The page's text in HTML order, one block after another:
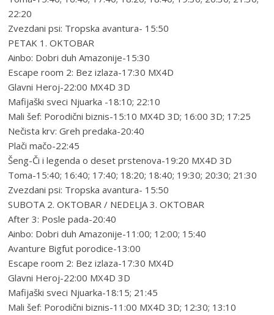
22:20
Zvezdani psi: Tropska avantura- 15:50
PETAK 1. OKTOBAR
Ainbo: Dobri duh Amazonije-15:30
Escape room 2: Bez izlaza-17:30 MX4D
Glavni Heroj-22:00 MX4D 3D
Mafijaški sveci Njuarka -18:10; 22:10
Mali šef: Porodični biznis-15:10 MX4D 3D; 16:00 3D; 17:25
Nečista krv: Greh predaka-20:40
Plači mačo-22:45
Šeng-Či i legenda o deset prstenova-19:20 MX4D 3D
Toma-15:40; 16:40; 17:40; 18:20; 18:40; 19:30; 20:30; 21:30
Zvezdani psi: Tropska avantura- 15:50
SUBOTA 2. OKTOBAR / NEDELJA 3. OKTOBAR
After 3: Posle pada-20:40
Ainbo: Dobri duh Amazonije-11:00; 12:00; 15:40
Avanture Bigfut porodice-13:00
Escape room 2: Bez izlaza-17:30 MX4D
Glavni Heroj-22:00 MX4D 3D
Mafijaški sveci Njuarka-18:15; 21:45
Mali šef: Porodični biznis-11:00 MX4D 3D; 12:30; 13:10